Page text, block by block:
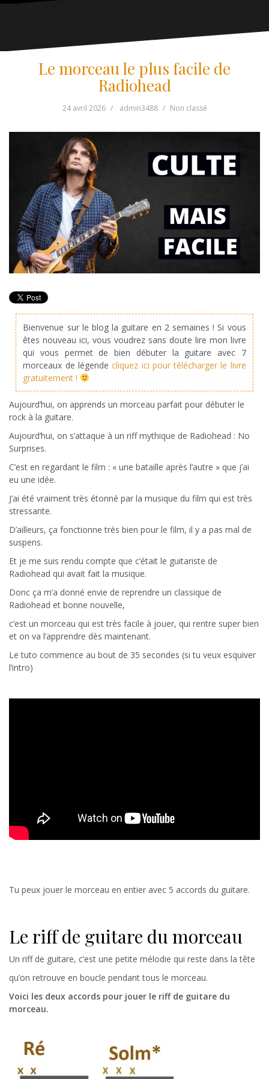
Le morceau le plus facile de
Radiohead
24 avril 2026 admin3488 Non classé
Bienvenue sur le blog la guitare en 2 semaines ! Si vous
êtes nouveau ici, vous voudrez sans doute lire mon livre
qui vous permet de bien débuter la guitare avec 7
morceaux de légendecliquez ici pour télécharger le livre
gratuitement !
Aujourd’hui, on apprends un morceau parfait pour débuter le
rock à la guitare.
Aujourd’hui, on s’attaque à un riff mythique de Radiohead : No
Surprises.
C’est en regardant le film : « une bataille après l’autre » que j’ai
eu une idée.
J’ai été vraiment très étonné par la musique du film qui est très
stressante.
D’ailleurs, ça fonctionne très bien pour le film, il y a pas mal de
suspens.
Et je me suis rendu compte que c’était le guitariste de
Radiohead qui avait fait la musique.
Donc ça m’a donné envie de reprendre un classique de
Radiohead et bonne nouvelle,
c’est un morceau qui est très facile à jouer, qui rentre super bien
et on va l’apprendre dès maintenant.
Le tuto commence au bout de 35 secondes (si tu veux esquiver
l’intro)
Tu peux jouer le morceau en entier avec 5 accords du guitare.
Le riff de guitare du morceau
Un riff de guitare, c’est une petite mélodie qui reste dans la tête
qu’on retrouve en boucle pendant tous le morceau.
Voici les deux accords pour jouer le riff de guitare du
morceau.